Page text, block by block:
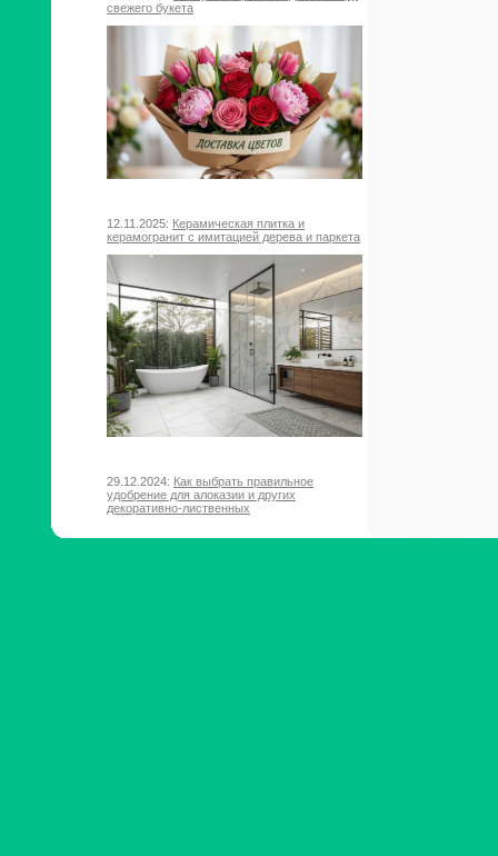
свежего букета
12.11.2025: Керамическая плитка и
керамогранит с имитацией дерева и паркета
29.12.2024: Как выбрать правильное
удобрение для алоказии и других
декоративно-лиственных